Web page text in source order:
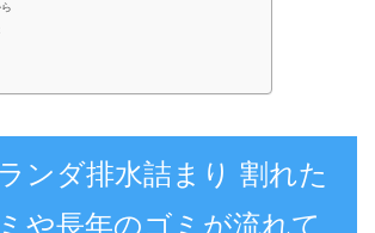
ンダ排水詰まり 割れた
や長年のゴミが流れて